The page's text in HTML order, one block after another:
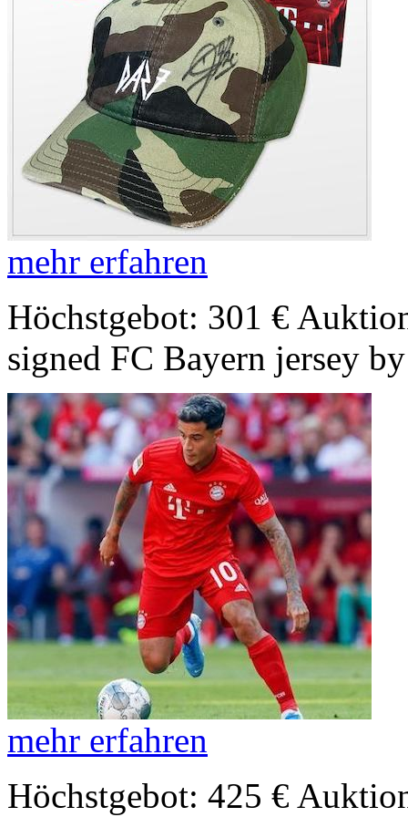
mehr erfahren
Höchstgebot: 301 €
signed FC Bayern jersey
mehr erfahren
Höchstgebot: 425 €